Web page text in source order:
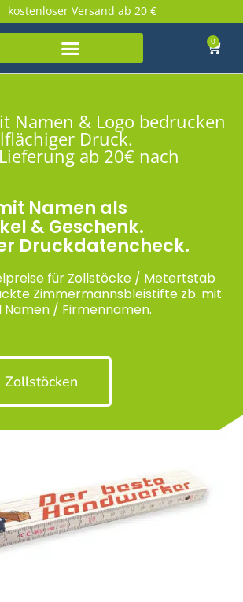
kostenloser Versand ab 20 €
0
Namen & Logo bedrucken
Druck.
ab 20€ nach
Namen als
& Geschenk.
Druckdatencheck.
für Zollstöcke / Metertstab
Zimmermannsbleistifte zb. mit
Namen / Firmennamen.
Zollstöcken